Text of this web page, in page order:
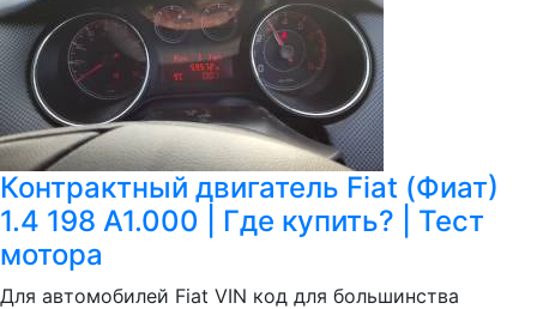
Контрактный двигатель Fiat (Фиат)
1.4 198 A1.000 | Где купить? | Тест
мотора
Для автомобилей Fiat VIN код для большинства